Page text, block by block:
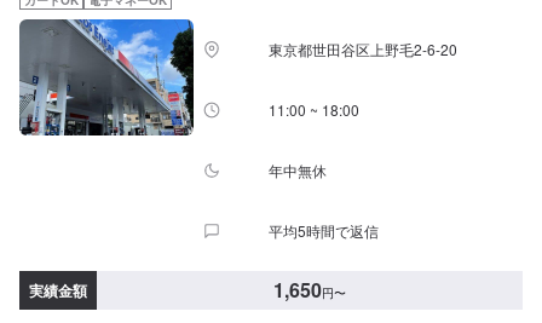
東京都世田谷区上野毛2-6-20
11:00 ~ 18:00
年中無休
平均5時間で返信
実績金額 1,650円〜